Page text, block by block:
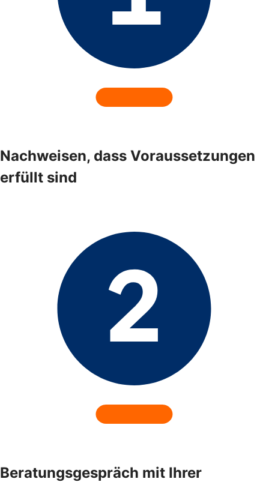
Nachweisen, dass Voraussetzungen
erfüllt sind
Beratungsgespräch mit Ihrer